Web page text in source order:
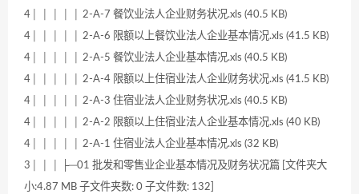
4│ │ │ │ │ 2-A-7 餐饮业法人企业财务状况.xls (40.5 KB)
4│ │ │ │ │ 2-A-6 限额以上餐饮业法人企业基本情况.xls (41.5 KB)
4│ │ │ │ │ 2-A-5 餐饮业法人企业基本情况.xls (40.5 KB)
4│ │ │ │ │ 2-A-4 限额以上住宿业法人企业财务状况.xls (41.5 KB)
4│ │ │ │ │ 2-A-3 住宿业法人企业财务状况.xls (40.5 KB)
4│ │ │ │ │ 2-A-2 限额以上住宿业法人企业基本情况.xls (40 KB)
4│ │ │ │ │ 2-A-1 住宿业法人企业基本情况.xls (32 KB)
3│ │ │ ├─01 批发和零售业企业基本情况及财务状况篇 [文件夹大
小:4.87 MB 子文件夹数: 0 子文件数: 132]